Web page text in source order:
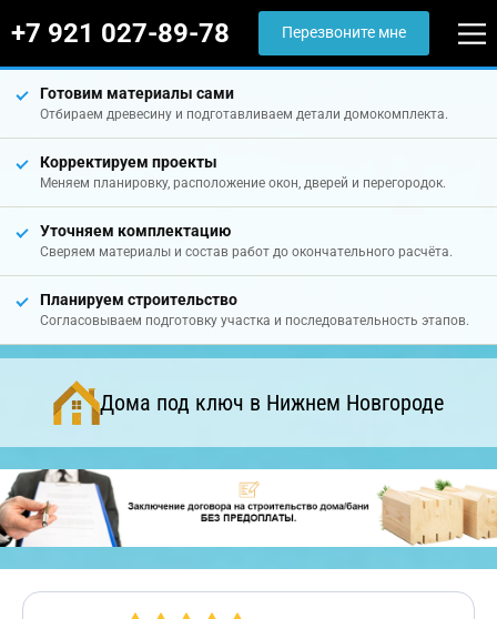
+7 921 027-89-78 Перезвоните мне
Готовим материалы сами
Отбираем древесину и подготавливаем детали домокомплекта.
Корректируем проекты
Меняем планировку, расположение окон, дверей и перегородок.
Уточняем комплектацию
Сверяем материалы и состав работ до окончательного расчёта.
Планируем строительство
Согласовываем подготовку участка и последовательность этапов.
Дома под ключ в Нижнем Новгороде